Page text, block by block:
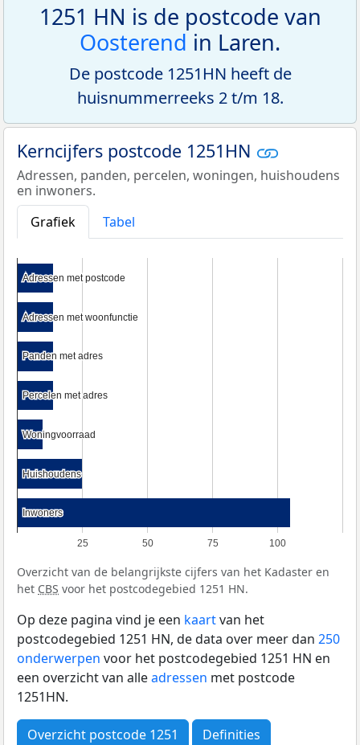
1251 HN is de postcode van
Oosterend in Laren.
De postcode 1251HN heeft de
huisnummerreeks 2 t/m 18.
Kerncijfers postcode 1251HN
Adressen, panden, percelen, woningen, huishoudens
en inwoners.
Grafiek
Tabel
25 50 75 100
Adressen met postcode
Adressen met postcode
Adressen met woonfunctie
Adressen met woonfunctie
Panden met adres
Panden met adres
Percelen met adres
Percelen met adres
Woningvoorraad
Woningvoorraad
Huishoudens
Huishoudens
Inwoners
Inwoners
Overzicht van de belangrijkste cijfers van het Kadaster en
het CBS voor het postcodegebied 1251 HN.
Op deze pagina vind je een kaartvan het
postcodegebied 1251 HN, de data over meer dan 250
onderwerpen voor het postcodegebied 1251 HN en
een overzicht van alleadressen met postcode
1251HN.
Overzicht postcode 1251 Definities